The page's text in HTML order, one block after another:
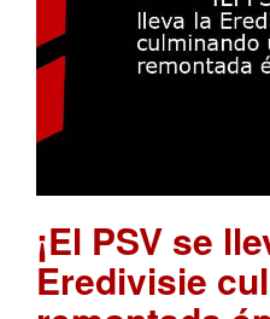
¡El PSV se
Eredivisie